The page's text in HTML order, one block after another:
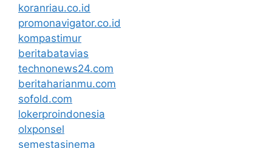
koranriau.co.id
promonavigator.co.id
kompastimur
beritabatavias
technonews24.com
beritaharianmu.com
sofold.com
lokerproindonesia
olxponsel
semestasinema